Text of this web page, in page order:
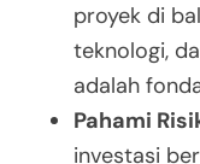
proyek di
teknologi,
adalah
Pahami
investasi